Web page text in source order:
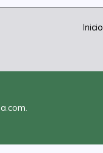
Inicio